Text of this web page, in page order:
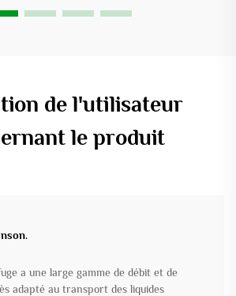
de l'utilisateur
le produit
a une large gamme de débit et de
adapté au transport des liquides